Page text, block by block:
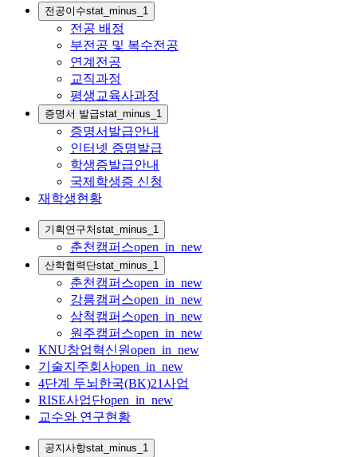
전공이수stat_minus_1
전공 배정
부전공 및 복수전공
연계전공
교직과정
평생교육사과정
증명서 발급stat_minus_1
증명서발급안내
인터넷 증명발급
학생증발급안내
국제학생증 신청
재학생현황
기획연구처stat_minus_1
춘천캠퍼스open_in_new
산학협력단stat_minus_1
춘천캠퍼스open_in_new
강릉캠퍼스open_in_new
삼척캠퍼스open_in_new
원주캠퍼스open_in_new
KNU창업혁신원open_in_new
기술지주회사open_in_new
4단계 두뇌한국(BK)21사업
RISE사업단open_in_new
교수와 연구현황
공지사항stat_minus_1